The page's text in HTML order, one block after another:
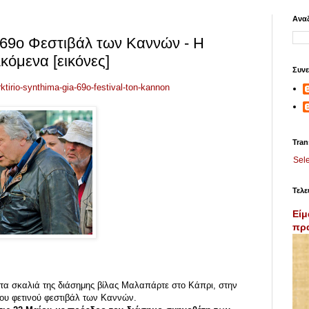
Φεστιβάλ των Καννών - Η
[εικόνες]
synthima-gia-69o-festival-ton-kannon
σκαλιά της διάσημης βίλας Μαλαπάρτε στο Κάπρι, στην
φετινού φεστιβάλ των Καννών.